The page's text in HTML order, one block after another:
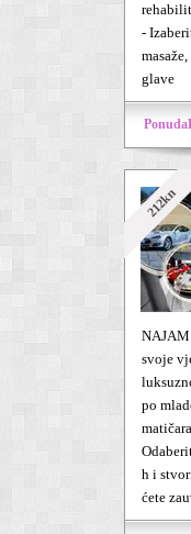
-
glave
212kn
svoje
po
h i
ćete